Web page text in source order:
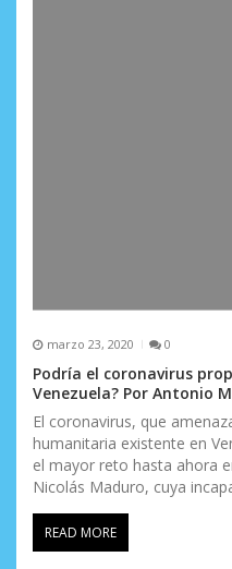
marzo 23, 2020 0
Podría el coronavirus
Venezuela? Por Antonio
El coronavirus, que
humanitaria existente en
el mayor reto hasta ahora
Nicolás Maduro, cuya
READ MORE